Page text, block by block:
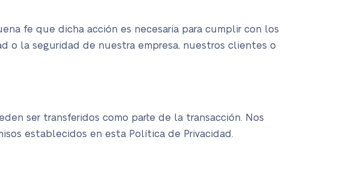
fe que dicha acción es necesaria para cumplir con los
o la seguridad de nuestra empresa, nuestros clientes o
ser transferidos como parte de la transacción. Nos
establecidos en esta Política de Privacidad.